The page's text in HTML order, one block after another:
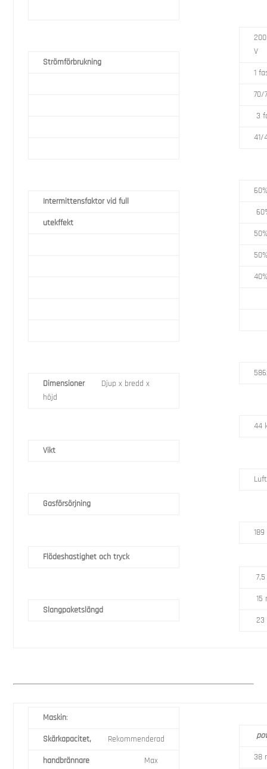
Strömförbrukning
Intermittensfaktor vid full
utekffekt
Dimensioner
Djup x bredd x
höjd
Vikt
Gasförsörjning
Flödeshastighet och tryck
Slangpaketslängd
V
1
3
41/
44
15
23
Maskin:
Skärkapacitet, Rekommenderad
handbrännare
Max
38